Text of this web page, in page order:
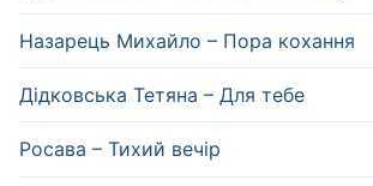
Назарець Михайло – Пора кохання
Дідковська Тетяна – Для тебе
Росава – Тихий вечір